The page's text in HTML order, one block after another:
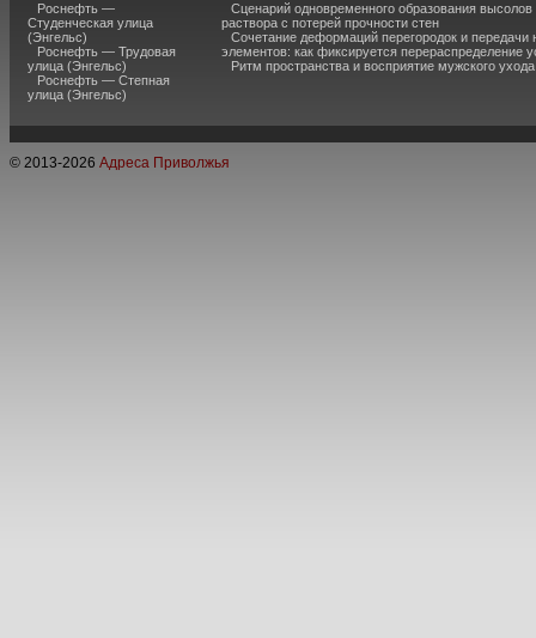
Роснефть —
Студенческая улица
(Энгельс)
Роснефть — Трудовая
улица (Энгельс)
Роснефть — Степная
улица (Энгельс)
Сценарий одновременного образования высолов
раствора с потерей прочности стен
Сочетание деформаций перегородок и передачи
элементов: как фиксируется перераспределение
Ритм пространства и восприятие мужского ухода
© 2013-2026 Адреса Приволжья